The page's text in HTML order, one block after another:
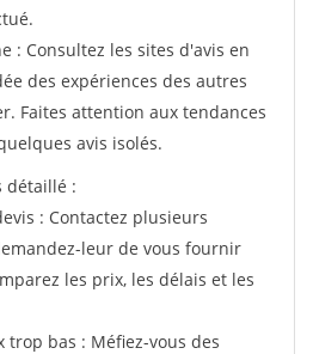
: Consultez les sites d'avis en
des expériences des autres
Faites attention aux tendances
avis isolés.
détaillé :
: Contactez plusieurs
leur de vous fournir
les prix, les délais et les
trop bas : Méfiez-vous des